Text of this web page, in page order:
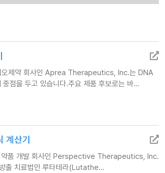
제약 회사인 Aprea Therapeutics, Inc.는 DNA
점을 두고 있습니다.주요 제품 후보로는 바…
산기
품 개발 회사인 Perspective Therapeutics, Inc.
출 치료법인 루타테라(Lutathe…